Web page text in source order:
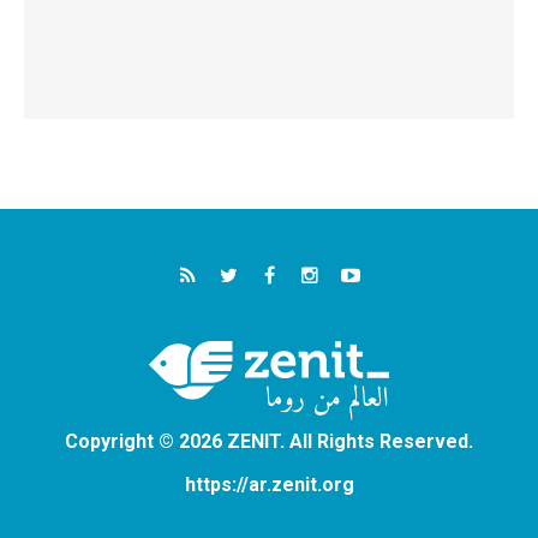
Copyright © 2026 ZENIT. All Rights Reserved.
https://ar.zenit.org